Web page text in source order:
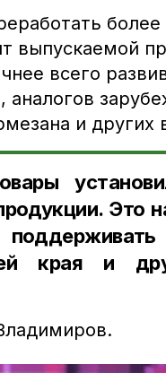
более
выпускаемой
всего
аналогов
и других
Это
края и